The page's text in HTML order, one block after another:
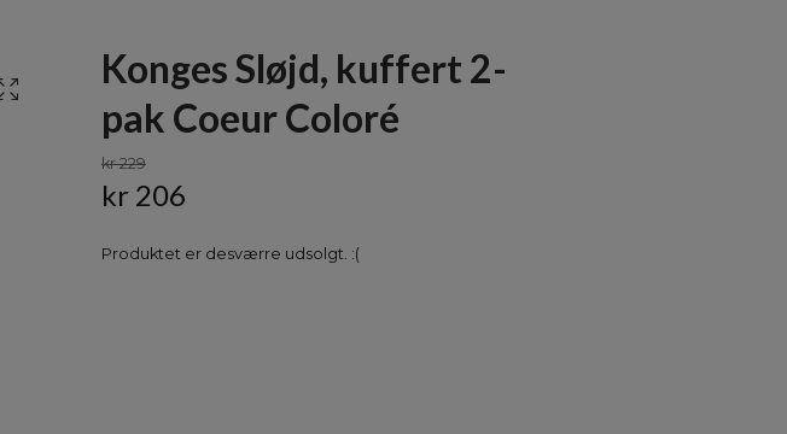
Konges Sløjd, kuffert 2-
pak Coeur Coloré
kr 229
kr 206
Produktet er desværre udsolgt. :(